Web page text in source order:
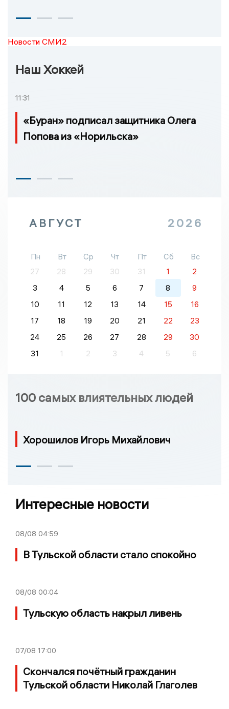
Новости СМИ2
Наш Хоккей
11:31
«Буран» подписал защитника Олега
Попова из «Норильска»
АВГУСТ 2026
Пн Вт Ср Чт Пт Сб
Вс
27
28 29 30 31 1
2
3
4 5 6 7 8
9
10
11 12 13 14 15
16
17
18 19 20 21 22
23
24
25 26 27 28 29
30
31
1 2 3 4 5 6
100 самых влиятельных людей
Хорошилов Игорь Михайлович
Интересные новости
08/08 04:59
В Тульской области стало спокойно
08/08 00:04
Тульскую область накрыл ливень
07/08 17:00
Скончался почётный гражданин
Тульской области Николай Глаголев